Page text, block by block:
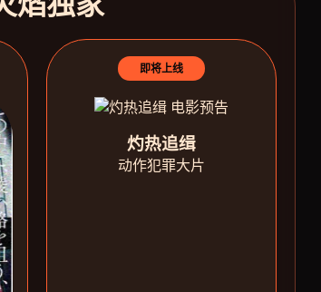
即将上线
灼热追缉
动作犯罪大片